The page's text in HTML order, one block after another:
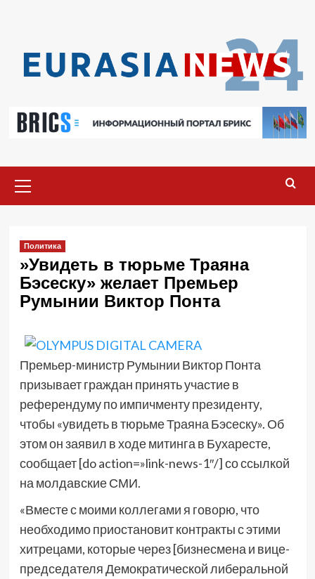
меню
Политика
»Увидеть в тюрьме Траяна
Бэсеску» желает Премьер
Румынии Виктор Понта
Премьер-министр Румынии Виктор Понта
призывает граждан принять участие в
референдуму по импичменту президенту,
чтобы «увидеть в тюрьме Траяна Бэсеску». Об
этом он заявил в ходе митинга в Бухаресте,
сообщает [do action=»link-news-1″/] со ссылкой
на молдавские СМИ.
«Вместе с моими коллегами я говорю, что
необходимо приостановит контракты с этими
хитрецами, которые через [бизнесмена и вице-
председателя Демократической либеральной